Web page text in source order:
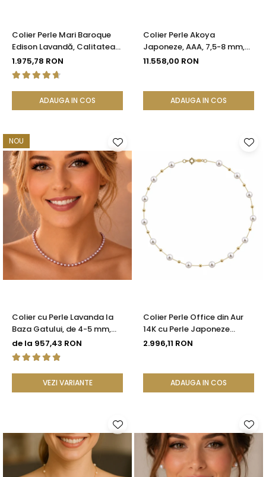
Colier Perle Mari Baroque
Edison Lavandă, Calitatea
AAA, Aur 14K | KASKADDA®
1.975,78 RON
ADAUGA IN COS
Colier Perle Akoya
Japoneze, AAA, 7,5-8 mm,
Aur Alb 14K | KASKADDA®
11.558,00 RON
ADAUGA IN COS
NOU
Colier cu Perle Lavanda la
Baza Gatului, de 4-5 mm,
Perle Rare, Calitate AAA+,
Aur 14K | KASKADDA®
de la 957,43 RON
VEZI VARIANTE
Colier Perle Office din Aur
14K cu Perle Japoneze
Akoya 5,5 mm și Bile de Aur |
2.996,11 RON
ADAUGA IN COS